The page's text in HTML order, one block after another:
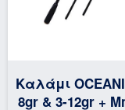
Καλάμι
8gr & 3-12gr +